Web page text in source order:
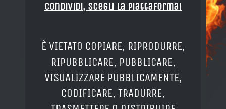
Condividi, Scegli la piattaforma!
È VIETATO COPIARE, RIPRODURRE,
RIPUBBLICARE, PUBBLICARE,
VISUALIZZARE PUBBLICAMENTE,
CODIFICARE, TRADURRE,